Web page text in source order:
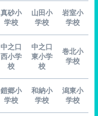
真砂小
学校
山田小
学校
岩室小
学校
中之口
西小学
校
中之口
東小学
校
巻北小
学校
鎧郷小
学校
和納小
学校
潟東小
学校